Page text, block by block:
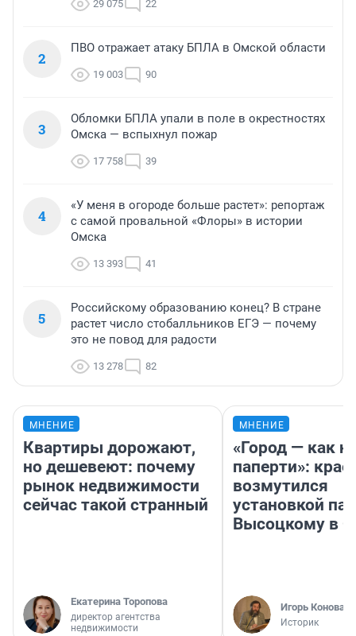
29 075 22
2
ПВО отражает атаку БПЛА в Омской области
19 003 90
3
Обломки БПЛА упали в поле в окрестностях
Омска — вспыхнул пожар
17 758 39
4
«У меня в огороде больше растет»: репортаж
с самой провальной «Флоры» в истории
Омска
13 393 41
5
Российскому образованию конец? В стране
растет число стобалльников ЕГЭ — почему
это не повод для радости
13 278 82
МНЕНИЕ
Квартиры дорожают,
но дешевеют: почему
рынок недвижимости
сейчас такой странный
Екатерина Торопова
директор агентства
недвижимости
МНЕНИЕ
«Город — как
паперти»:
возмутился
установкой
Высоцкому в
Игорь
Историк